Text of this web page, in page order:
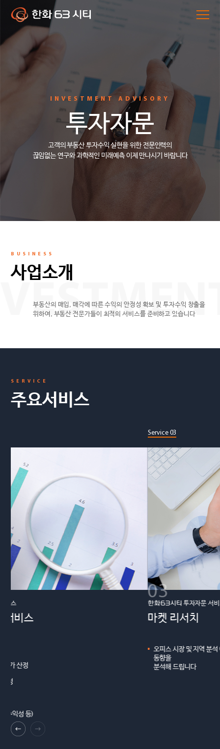
INVESTMENT ADVISORY
투자자문
고객의 부동산 투자수익 실현을 위한 전문인력의
끊임없는 연구와 과학적인 미래예측 이제 만나시기 바랍니다
BUSINESS
사업소개
부동산의 매입, 매각에 따른 수익의 안정성 확보 및 투자수익 창출을
위하여, 부동산 전문가들이 최적의 서비스를 준비하고 있습니다
SERVICE
주요서비스
03
한화63시티
마켓 리서치
오피스 시장 및 지역 분석 예측, 시장 트렌드 및 주요 정보를 수집하여 시장
분석해 드립니다